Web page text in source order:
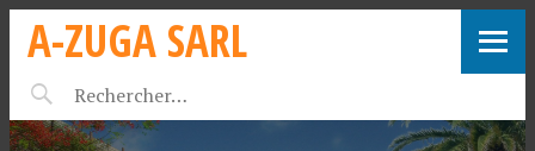
A-ZUGA SARL